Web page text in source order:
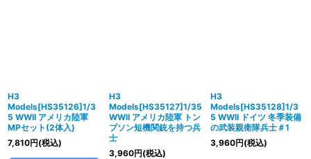
H3
Models[HS35126]1/3
5 WWII アメリカ陸軍
MPセット(2体入)
7,810円(税込)
H3
Models[HS35127]1/35
WWII アメリカ陸軍 トン
プソン短機関銃を持つ兵
士
3,960円(税込)
H3
Models[HS35128]1/3
5 WWII ドイツ 冬季装備
の武装親衛隊兵士＃1
3,960円(税込)